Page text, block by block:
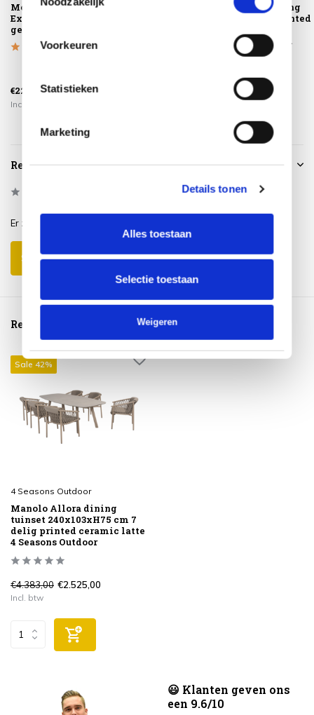
Voorkeuren
Statistieken
Marketing
Details tonen
Alles toestaan
Selectie toestaan
Weigeren
Montagelevering -
Extra gemak &
geen afval
€225,00
Incl. btw
Manolo dining
tuintafel printed
240x103xH7...
€1.089,00
€929,00
Reviews
Er zijn nog geen reviews geschreven over dit product..
Schrijf je eigen review
Reeds bekeken
Sale 42%
4 Seasons Outdoor
Manolo Allora dining
tuinset 240x103xH75 cm 7
delig printed ceramic latte
4 Seasons Outdoor
€4.383,00 €2.525,00
Incl. btw
😃 Klanten geven ons
een 9.6/10